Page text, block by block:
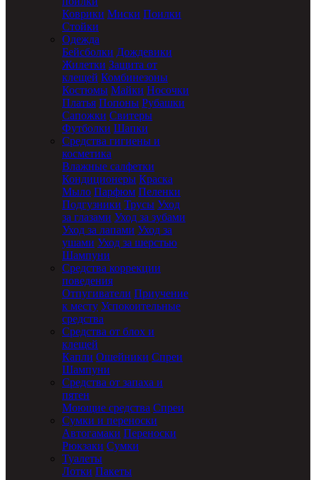
Коврики Миски Поилки
Стойки
Одежда
Бейсболки Дождевики
Жилетки Защита от
клещей Комбинезоны
Костюмы Майки Носочки
Платья Попоны Рубашки
Сапожки Свитеры
Футболки Шапки
Средства гигиены и
косметика
Влажные салфетки
Кондиционеры Краска
Мыло Парфюм Пеленки
Подгузники Трусы Уход
за глазами Уход за зубами
Уход за лапами Уход за
ушами Уход за шерстью
Шампуни
Средства коррекции
поведения
Отпугиватели Приучение
к месту Успокоительные
средства
Средства от блох и
клещей
Капли Ошейники Спреи
Шампуни
Средства от запаха и
пятен
Моющие средства Спреи
Сумки и переноски
Автогамаки Переноски
Рюкзаки Сумки
Туалеты
Лотки Пакеты